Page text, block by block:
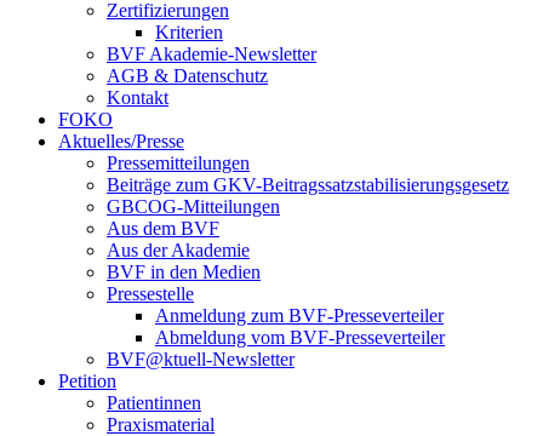
Zertifizierungen
Kriterien
BVF Akademie-Newsletter
AGB & Datenschutz
Kontakt
FOKO
Aktuelles/Presse
Pressemitteilungen
Beiträge zum GKV-Beitragssatzstabilisierungsgesetz
GBCOG-Mitteilungen
Aus dem BVF
Aus der Akademie
BVF in den Medien
Pressestelle
Anmeldung zum BVF-Presseverteiler
Abmeldung vom BVF-Presseverteiler
BVF@ktuell-Newsletter
Petition
Patientinnen
Praxismaterial